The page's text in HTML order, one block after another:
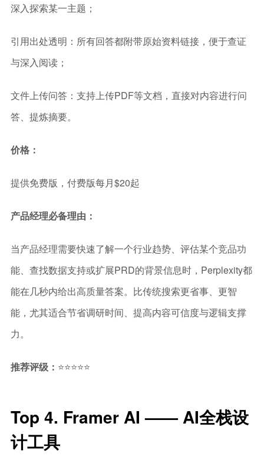
深入探索某一主题；
引用出处透明：所有回答都附带原始资料链接，便于查证
与深入阅读；
文件上传问答：支持上传PDF等文档，直接对内容进行问
答、提炼摘要。
价格：
提供免费版，付费版每月$20起
产品经理必备理由：
当产品经理需要快速了解一个行业趋势、评估某个竞品功
能、查找数据支持或扩展PRD的背景信息时，Perplexity都
能在几秒内给出高质量答案。比传统搜索更省事、更智
能，尤其适合节省调研时间、提高内容可信度与逻辑支撑
力。
推荐评级： ⭐⭐⭐⭐⭐
Top 4. Framer AI —— AI全栈设
计工具